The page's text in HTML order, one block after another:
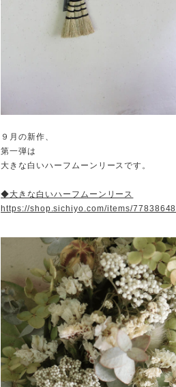
９月の新作、
第一弾は
大きな白いハーフムーンリースです。
◆大きな白いハーフムーンリース
https://shop.sichiyo.com/items/77838648